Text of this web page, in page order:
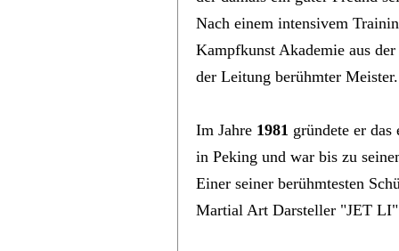
Nach einem intensivem
Kampfkunst Akademie aus
der Leitung berühmter Meister.
Im Jahre 1981 gründete er
in Peking und war bis zu
Einer seiner berühmtesten
Martial Art Darsteller "JET